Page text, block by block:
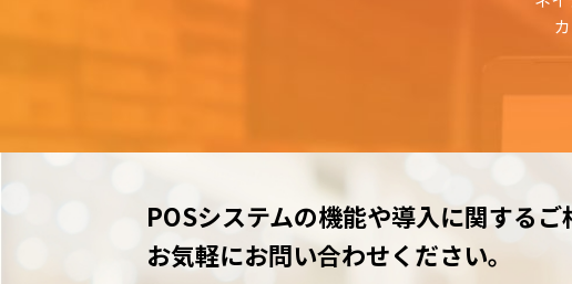
POSシステムの機能や導入に関するご
お気軽にお問い合わせください。